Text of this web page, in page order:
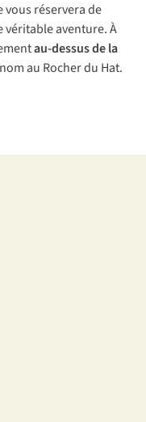
réservera de
véritable aventure. À
au-dessus de la
au Rocher du Hat.